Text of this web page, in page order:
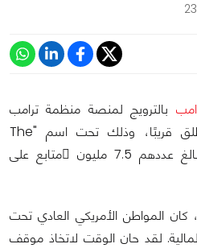
بالترويج لمنصة منظمة ترامب
للعملات المشفرة التي ستطلق قريبًا، وذلك تحت اسم "The
DeFiant Ones" لمتابعيه البالغ عددهم 7.5 مليون ُمتابع على
كان المواطن الأمريكي العادي تحت
لقد حان الوقت لاتخاذ موقف